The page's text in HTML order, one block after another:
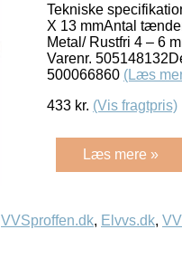
Tekniske
X 13 mmAntal
Metal/ Rustfri 4 – 6
Varenr.
500066860 (Læs
433 kr. (Vis fragtpris)
Læs mere »
VVSproffen.dk, Elvvs.dk,